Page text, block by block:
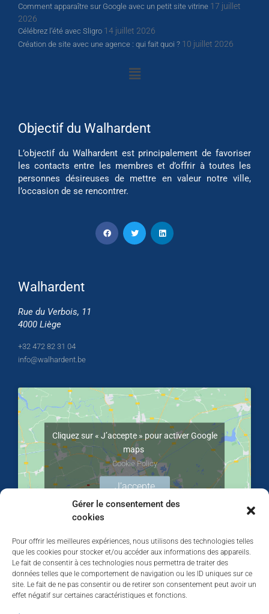
Gérer le consentement des
cookies
Pour offrir les meilleures expériences, nous utilisons des technologies telles
que les cookies pour stocker et/ou accéder aux informations des appareils.
Le fait de consentir à ces technologies nous permettra de traiter des
données telles que le comportement de navigation ou les ID uniques sur ce
site. Le fait de ne pas consentir ou de retirer son consentement peut avoir un
effet négatif sur certaines caractéristiques et fonctions.
Comment apparaître sur Google avec un petit site vitrine 17 juillet
2026
Célébrez l’été avec Sligro 14 juillet 2026
Création de site avec une agence : qui fait quoi ? 10 juillet 2026
Objectif du Walhardent
L’objectif du Walhardent est principalement de favoriser
les contacts entre les membres et d’offrir à toutes les
personnes désireuses de mettre en valeur notre ville,
l’occasion de se rencontrer.
Walhardent
Rue du Verbois, 11
4000 Liège
+32 472 82 31 04
info@walhardent.be
Cliquez sur « J’accepte » pour activer Google
maps
Cookie Policy
J’accepte